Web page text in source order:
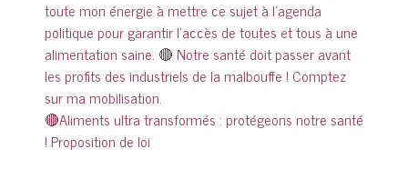
🔴Aliments ultra transformés : protégeons notre santé
! Proposition de loi